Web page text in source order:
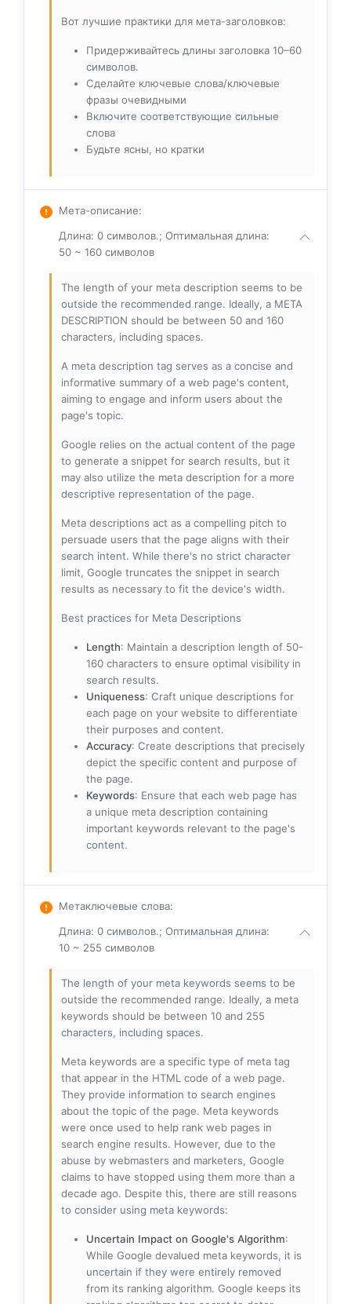
Вот лучшие практики для мета-заголовков:
Придерживайтесь длины заголовка 10–60
символов.
Сделайте ключевые слова/ключевые
фразы очевидными
Включите соответствующие сильные
слова
Будьте ясны, но кратки
Мета-описание:
Длина: 0 символов.; Оптимальная длина:
50 ~ 160 символов
The length of your meta description seems to be
outside the recommended range. Ideally, a META
DESCRIPTION should be between 50 and 160
characters, including spaces.
A meta description tag serves as a concise and
informative summary of a web page's content,
aiming to engage and inform users about the
page's topic.
Google relies on the actual content of the page
to generate a snippet for search results, but it
may also utilize the meta description for a more
descriptive representation of the page.
Meta descriptions act as a compelling pitch to
persuade users that the page aligns with their
search intent. While there's no strict character
limit, Google truncates the snippet in search
results as necessary to fit the device's width.
Best practices for Meta Descriptions
Length: Maintain a description length of 50-
160 characters to ensure optimal visibility in
search results.
Uniqueness: Craft unique descriptions for
each page on your website to differentiate
their purposes and content.
Accuracy: Create descriptions that precisely
depict the specific content and purpose of
the page.
Keywords: Ensure that each web page has
a unique meta description containing
important keywords relevant to the page's
content.
Метаключевые слова:
Длина: 0 символов.; Оптимальная длина:
10 ~ 255 символов
The length of your meta keywords seems to be
outside the recommended range. Ideally, a meta
keywords should be between 10 and 255
characters, including spaces.
Meta keywords are a specific type of meta tag
that appear in the HTML code of a web page.
They provide information to search engines
about the topic of the page. Meta keywords
were once used to help rank web pages in
search engine results. However, due to the
abuse by webmasters and marketers, Google
claims to have stopped using them more than a
decade ago. Despite this, there are still reasons
to consider using meta keywords:
Uncertain Impact on Google's Algorithm:
While Google devalued meta keywords, it is
uncertain if they were entirely removed
from its ranking algorithm. Google keeps its